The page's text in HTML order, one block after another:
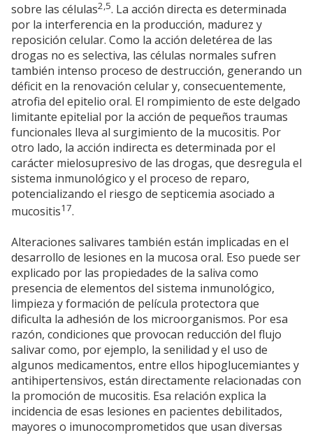
sobre las células2,5. La acción directa es determinada
por la interferencia en la producción, madurez y
reposición celular. Como la acción deletérea de las
drogas no es selectiva, las células normales sufren
también intenso proceso de destrucción, generando un
déficit en la renovación celular y, consecuentemente,
atrofia del epitelio oral. El rompimiento de este delgado
limitante epitelial por la acción de pequeños traumas
funcionales lleva al surgimiento de la mucositis. Por
otro lado, la acción indirecta es determinada por el
carácter mielosupresivo de las drogas, que desregula el
sistema inmunológico y el proceso de reparo,
potencializando el riesgo de septicemia asociado a
mucositis17.
Alteraciones salivares también están implicadas en el
desarrollo de lesiones en la mucosa oral. Eso puede ser
explicado por las propiedades de la saliva como
presencia de elementos del sistema inmunológico,
limpieza y formación de película protectora que
dificulta la adhesión de los microorganismos. Por esa
razón, condiciones que provocan reducción del flujo
salivar como, por ejemplo, la senilidad y el uso de
algunos medicamentos, entre ellos hipoglucemiantes y
antihipertensivos, están directamente relacionadas con
la promoción de mucositis. Esa relación explica la
incidencia de esas lesiones en pacientes debilitados,
mayores o imunocomprometidos que usan diversas